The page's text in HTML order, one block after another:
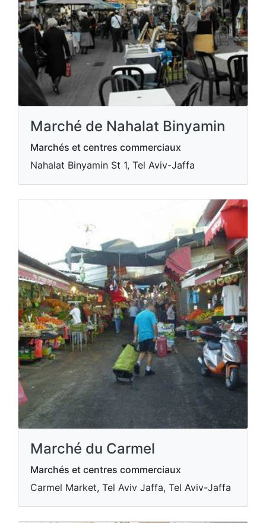
Marché de Nahalat Binyamin
Marchés et centres commerciaux
Nahalat Binyamin St 1, Tel Aviv-Jaffa
Marché du Carmel
Marchés et centres commerciaux
Carmel Market, Tel Aviv Jaffa, Tel Aviv-Jaffa